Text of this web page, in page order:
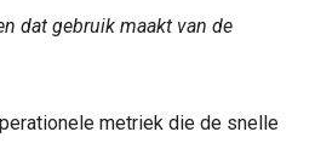
dat gebruik maakt van de
metriek die de snelle